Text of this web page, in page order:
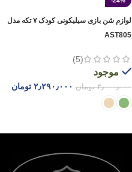
لوازم شن بازی سیلیکونی کودک ۷ تکه مدل
AST805
(5)
موجود
۳٫۰۰۰٫۰۰۰ تومان ۲٫۲۹۰٫۰۰۰ تومان